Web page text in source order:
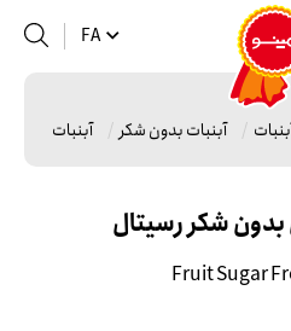
FA
آبنبات بدون شکر آبنبات میوه
بدون شکر رسیتال
Fruit Sugar